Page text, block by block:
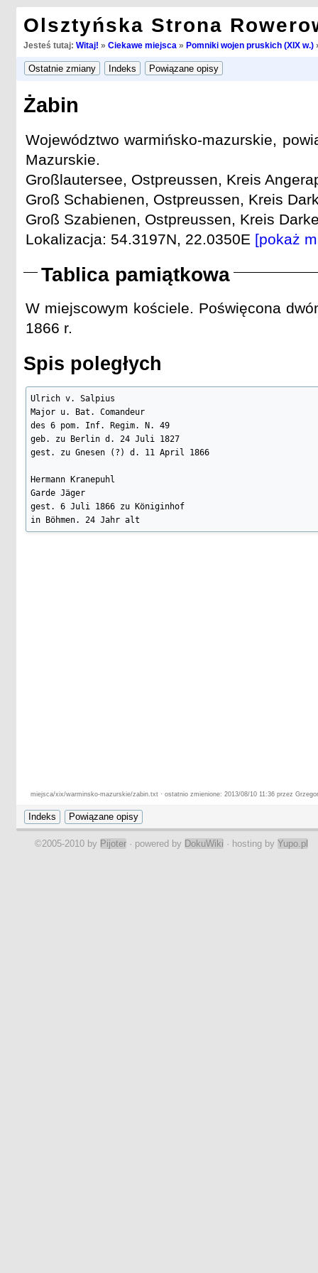
Olsztyńska Strona
Jesteś tutaj: Witaj! » Ciekawe miejsca » Pomniki wojen pruskich (XIX w.)
Żabin
Województwo warmińsko-mazurskie,
Mazurskie.
Großlautersee, Ostpreussen, Kreis
Groß Schabienen, Ostpreussen, Kreis
Groß Szabienen, Ostpreussen, Kreis
Lokalizacja: 54.3197N, 22.0350E [pokaż
Tablica pamiątkowa
W miejscowym kościele. Poświęcona
1866 r.
Spis poległych
Ulrich v. Salpius
Major u. Bat. Comandeur
des 6 pom. Inf. Regim. N. 49
geb. zu Berlin d. 24 Juli 1827
gest. zu Gnesen (?) d. 11 April 1866
Hermann Kranepuhl
Garde Jäger
gest. 6 Juli 1866 zu Königinhof
in Böhmen. 24 Jahr alt
miejsca/xix/warminsko-mazurskie/zabin.txt · ostatnio zmienione: 2013/08/10 11:36 przez
©2005-2010 by Pijoter · powered by DokuWiki · hosting by Yupo.pl